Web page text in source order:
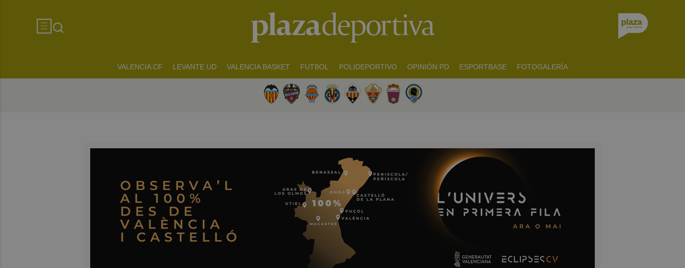
VALENCIA CF LEVANTE UD VALENCIA BASKET FUTBOL POLIDEPORTIVO OPINIÓN PD ESPORTBASE FOTOGALERÍA